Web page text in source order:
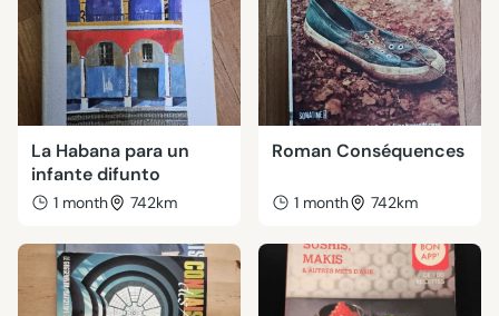
La Habana para un
infante difunto
1 month 742km
Roman Conséquences
1 month 742km